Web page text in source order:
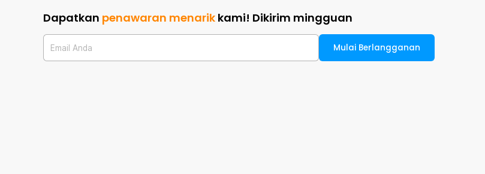
Dapatkan penawaran menarik kami! Dikirim mingguan
Email Anda Mulai Berlangganan